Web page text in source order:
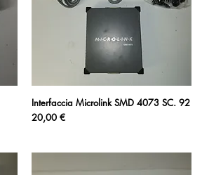
Vista rapida
Interfaccia Microlink SMD 4073 SC. 92
Prezzo
20,00 €